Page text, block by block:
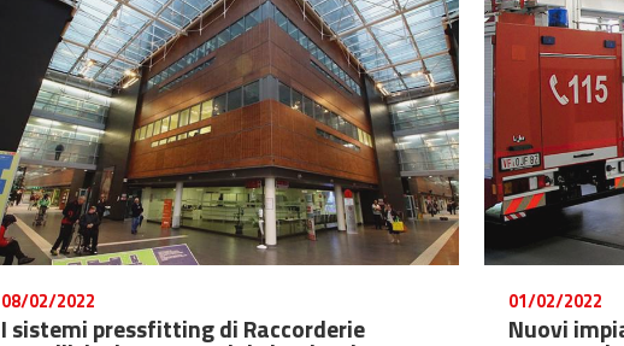
08/02/2022
I sistemi pressfitting di Raccorderie
01/02/2022
Nuovi